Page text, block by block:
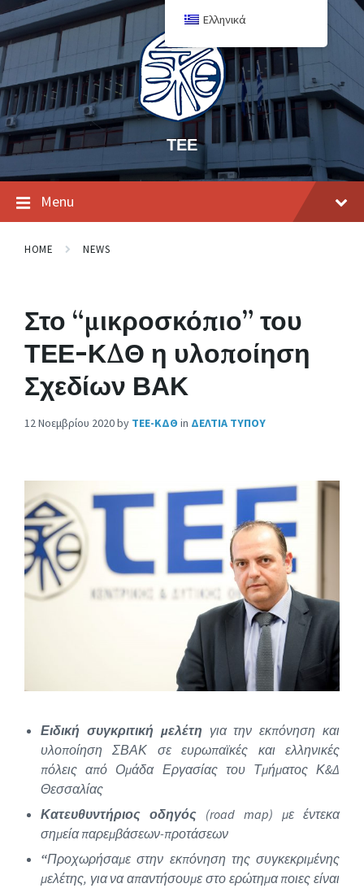
ΤΕΕ
Menu
HOME NEWS
Στο “μικροσκόπιο” του
ΤΕΕ-ΚΔΘ η υλοποίηση
Σχεδίων ΒΑΚ
12 Νοεμβρίου 2020by ΤΕΕ-ΚΔΘ in ΔΕΛΤΙΑ ΤΥΠΟΥ
Ειδική συγκριτική μελέτη για την εκπόνηση και
υλοποίηση ΣΒΑΚ σε ευρωπαϊκές και ελληνικές
πόλεις από Ομάδα Εργασίας του Τμήματος Κ&Δ
Θεσσαλίας
Κατευθυντήριος οδηγός (road map) με έντεκα
σημεία παρεμβάσεων-προτάσεων
“Προχωρήσαμε στην εκπόνηση της συγκεκριμένης
μελέτης, για να απαντήσουμε στο ερώτημα ποιες είναι
Ελληνικά